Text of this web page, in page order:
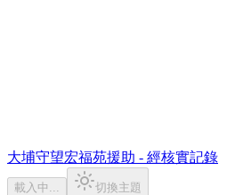
大埔守望宏福苑援助 - 經核實記錄
載入中... 切換主題